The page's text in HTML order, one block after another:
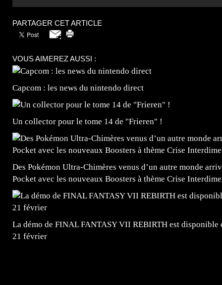
PARTAGER CET ARTICLE
VOUS AIMEREZ AUSSI :
Capcom : les news du nintendo direct
Un collector pour le tome 14 de "Frieren" !
Des Pokémon Ultra-Chimères venus d’un autre monde
Pocket avec les nouveaux Boosters à thème Crise
La démo de FINAL FANTASY VII REBIRTH est
21 février